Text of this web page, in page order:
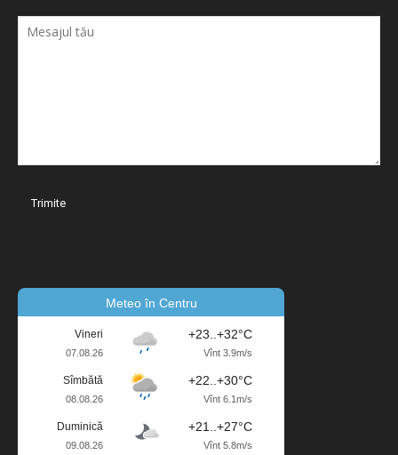
Meteo în Centru
Vineri
07.08.26
+23..+32°C
Vînt 3.9m/s
Sîmbătă
08.08.26
+22..+30°C
Vînt 6.1m/s
Duminică
09.08.26
+21..+27°C
Vînt 5.8m/s